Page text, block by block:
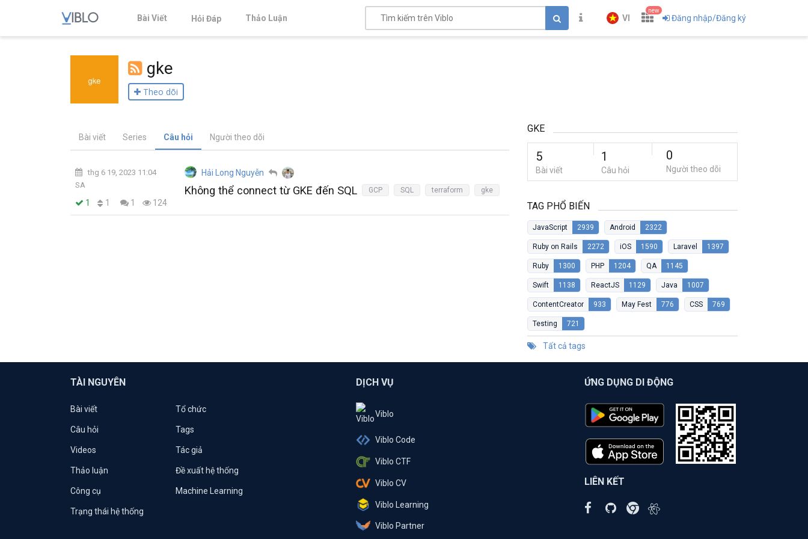
Bài Viết Hỏi Đáp Thảo Luận VI
new
Đăng nhập/Đăng ký
gke
Theo dõi
Bài viết Series Câu hỏi Người theo dõi
thg 6 19, 2023 11:04
SA
1 1 1 124
Hải Long Nguyễn
Không thể connect từ GKE đến SQL GCP SQL terraform gke
GKE
5
Bài viết
1
Câu hỏi
0
Người theo dõi
TAG PHỔ BIẾN
JavaScript 2939 Android 2322
Ruby on Rails 2272 iOS 1590 Laravel 1397
Ruby 1300 PHP 1204 QA 1145
Swift 1138 ReactJS 1129 Java 1007
ContentCreator 933 May Fest 776 CSS 769
Testing 721
Tất cả tags
TÀI NGUYÊN
Bài viết Tổ chức
Câu hỏi Tags
Videos Tác giả
Thảo luận Đề xuất hệ thống
Công cụ Machine Learning
Trạng thái hệ thống
DỊCH VỤ
Viblo
Viblo Code
Viblo CTF
Viblo CV
Viblo Learning
Viblo Partner
ỨNG DỤNG DI ĐỘNG
LIÊN KẾT